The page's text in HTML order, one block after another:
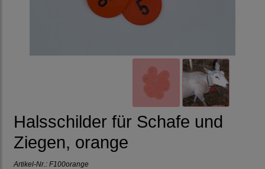
Halsschilder für Schafe und
Ziegen, orange
Artikel-Nr.: F100orange